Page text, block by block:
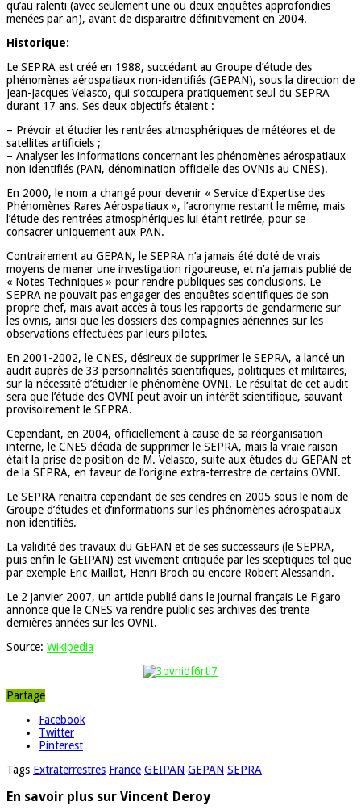
qu’au ralenti (avec seulement une ou deux enquêtes approfondies
menées par an), avant de disparaitre définitivement en 2004.
Historique:
Le SEPRA est créé en 1988, succédant au Groupe d’étude des
phénomènes aérospatiaux non-identifiés (GEPAN), sous la direction de
Jean-Jacques Velasco, qui s’occupera pratiquement seul du SEPRA
durant 17 ans. Ses deux objectifs étaient :
– Prévoir et étudier les rentrées atmosphériques de météores et de
satellites artificiels ;
– Analyser les informations concernant les phénomènes aérospatiaux
non identifiés (PAN, dénomination officielle des OVNIs au CNES).
En 2000, le nom a changé pour devenir « Service d’Expertise des
Phénomènes Rares Aérospatiaux », l’acronyme restant le même, mais
l’étude des rentrées atmosphériques lui étant retirée, pour se
consacrer uniquement aux PAN.
Contrairement au GEPAN, le SEPRA n’a jamais été doté de vrais
moyens de mener une investigation rigoureuse, et n’a jamais publié de
« Notes Techniques » pour rendre publiques ses conclusions. Le
SEPRA ne pouvait pas engager des enquêtes scientifiques de son
propre chef, mais avait accès à tous les rapports de gendarmerie sur
les ovnis, ainsi que les dossiers des compagnies aériennes sur les
observations effectuées par leurs pilotes.
En 2001-2002, le CNES, désireux de supprimer le SEPRA, a lancé un
audit auprès de 33 personnalités scientifiques, politiques et militaires,
sur la nécessité d’étudier le phénomène OVNI. Le résultat de cet audit
sera que l’étude des OVNI peut avoir un intérêt scientifique, sauvant
provisoirement le SEPRA.
Cependant, en 2004, officiellement à cause de sa réorganisation
interne, le CNES décida de supprimer le SEPRA, mais la vraie raison
était la prise de position de M. Velasco, suite aux études du GEPAN et
de la SEPRA, en faveur de l’origine extra-terrestre de certains OVNI.
Le SEPRA renaitra cependant de ses cendres en 2005 sous le nom de
Groupe d’études et d’informations sur les phénomènes aérospatiaux
non identifiés.
La validité des travaux du GEPAN et de ses successeurs (le SEPRA,
puis enfin le GEIPAN) est vivement critiquée par les sceptiques tel que
par exemple Eric Maillot, Henri Broch ou encore Robert Alessandri.
Le 2 janvier 2007, un article publié dans le journal français Le Figaro
annonce que le CNES va rendre public ses archives des trente
dernières années sur les OVNI.
Source: Wikipedia
Partage
Facebook
Twitter
Pinterest
Tags Extraterrestres France GEIPAN GEPAN SEPRA
En savoir plus sur Vincent Deroy